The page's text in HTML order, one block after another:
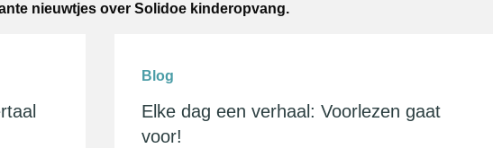
nieuwtjes over Solidoe kinderopvang.
Blog
Elke dag een verhaal: Voorlezen gaat
voor!